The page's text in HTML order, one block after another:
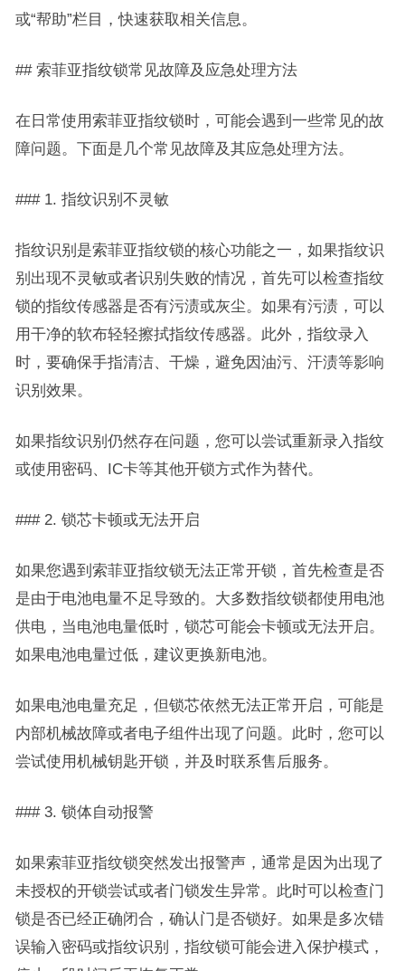
或“帮助”栏目，快速获取相关信息。
## 索菲亚指纹锁常见故障及应急处理方法
在日常使用索菲亚指纹锁时，可能会遇到一些常见的故
障问题。下面是几个常见故障及其应急处理方法。
### 1. 指纹识别不灵敏
指纹识别是索菲亚指纹锁的核心功能之一，如果指纹识
别出现不灵敏或者识别失败的情况，首先可以检查指纹
锁的指纹传感器是否有污渍或灰尘。如果有污渍，可以
用干净的软布轻轻擦拭指纹传感器。此外，指纹录入
时，要确保手指清洁、干燥，避免因油污、汗渍等影响
识别效果。
如果指纹识别仍然存在问题，您可以尝试重新录入指纹
或使用密码、IC卡等其他开锁方式作为替代。
### 2. 锁芯卡顿或无法开启
如果您遇到索菲亚指纹锁无法正常开锁，首先检查是否
是由于电池电量不足导致的。大多数指纹锁都使用电池
供电，当电池电量低时，锁芯可能会卡顿或无法开启。
如果电池电量过低，建议更换新电池。
如果电池电量充足，但锁芯依然无法正常开启，可能是
内部机械故障或者电子组件出现了问题。此时，您可以
尝试使用机械钥匙开锁，并及时联系售后服务。
### 3. 锁体自动报警
如果索菲亚指纹锁突然发出报警声，通常是因为出现了
未授权的开锁尝试或者门锁发生异常。此时可以检查门
锁是否已经正确闭合，确认门是否锁好。如果是多次错
误输入密码或指纹识别，指纹锁可能会进入保护模式，